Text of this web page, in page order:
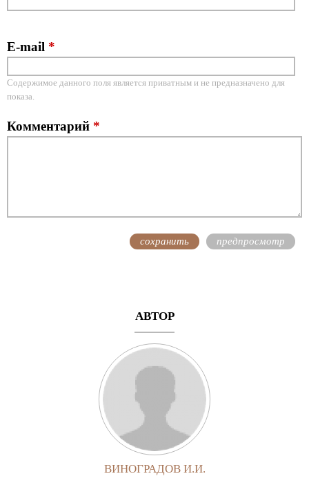
E-mail *
Содержимое данного поля является приватным и не предназначено для
показа.
Комментарий *
АВТОР
ВИНОГРАДОВ И.И.